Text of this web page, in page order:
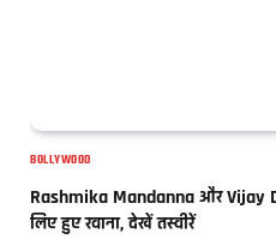
BOLLYWOOD
Rashmika Mandanna और Vijay
लिए हुए रवाना, देखें तस्वीरें